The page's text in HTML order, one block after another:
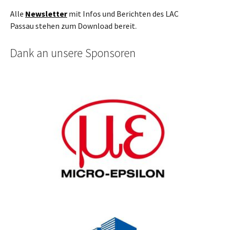
Alle Newslettermit Infos und Berichten des LAC
Passau stehen zum Download bereit.
Dank an unsere Sponsoren